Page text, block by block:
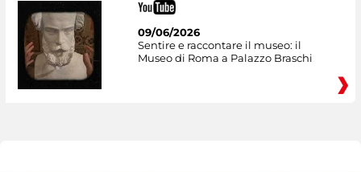
09/06/2026
Sentire e raccontare il museo: il
Museo di Roma a Palazzo Braschi